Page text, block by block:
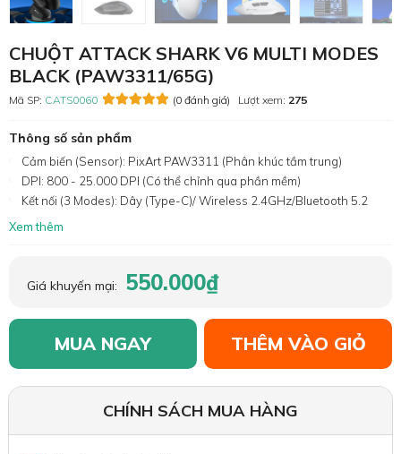
CHUỘT ATTACK SHARK V6 MULTI MODES
BLACK (PAW3311/65G)
Mã SP: CATS0060 (0 đánh giá) Lượt xem: 275
Thông số sản phẩm
Cảm biến (Sensor): PixArt PAW3311 (Phân khúc tầm trung)
DPI: 800 - 25.000 DPI (Có thể chỉnh qua phần mềm)
Kết nối (3 Modes): Dây (Type-C)/ Wireless 2.4GHz/Bluetooth 5.2
Xem thêm
Giá khuyến mại: 550.000₫
MUA NGAY THÊM VÀO GIỎ
CHÍNH SÁCH MUA HÀNG